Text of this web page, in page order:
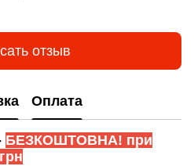
отзыв
Оплата
БЕЗКОШТОВНА! при